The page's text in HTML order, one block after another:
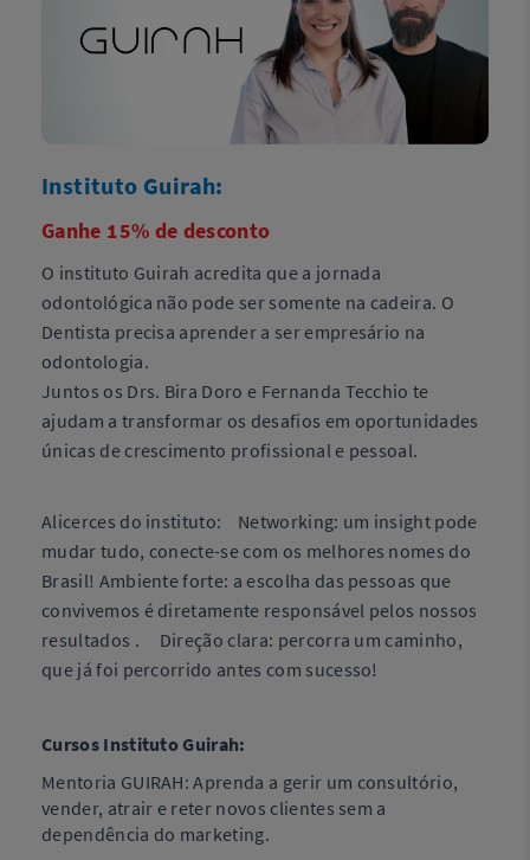
Instituto Guirah:
Ganhe 15% de desconto
O instituto Guirah acredita que a jornada
odontológica não pode ser somente na cadeira. O
Dentista precisa aprender a ser empresário na
odontologia.
Juntos os Drs. Bira Doro e Fernanda Tecchio te
ajudam a transformar os desafios em oportunidades
únicas de crescimento profissional e pessoal.
Alicerces do instituto: Networking: um insight pode
mudar tudo, conecte-se com os melhores nomes do
Brasil! Ambiente forte: a escolha das pessoas que
convivemos é diretamente responsável pelos nossos
resultados . Direção clara: percorra um caminho,
que já foi percorrido antes com sucesso!
Cursos Instituto Guirah:
Mentoria GUIRAH: Aprenda a gerir um consultório,
vender, atrair e reter novos clientes sem a
dependência do marketing.